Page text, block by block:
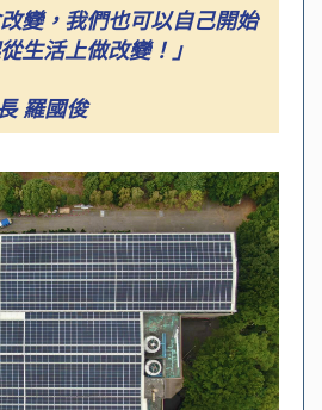
變，我們也可以自己開始
生活上做改變！」
羅國俊